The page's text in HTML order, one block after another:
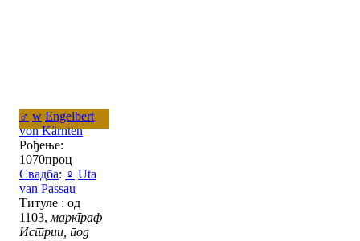
♂ w Engelbert
von Kärnten
Рођење:
1070проц
Свадба: ♀ Uta
van Passau
Титуле : од
1103, маркграф
Истрии, под